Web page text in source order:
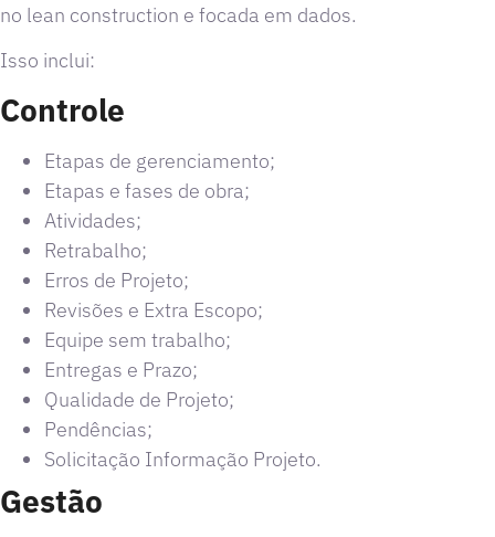
no lean construction e focada em dados.
Isso inclui:
Controle
Etapas de gerenciamento;
Etapas e fases de obra;
Atividades;
Retrabalho;
Erros de Projeto;
Revisões e Extra Escopo;
Equipe sem trabalho;
Entregas e Prazo;
Qualidade de Projeto;
Pendências;
Solicitação Informação Projeto.
Gestão